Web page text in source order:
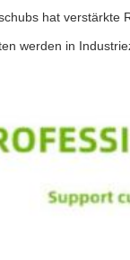
hat verstärkte
werden in